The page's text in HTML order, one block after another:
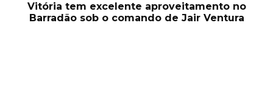
Vitória tem excelente aproveitamento no
Barradão sob o comando de Jair Ventura